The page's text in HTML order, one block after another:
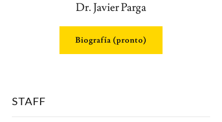
Dr. Javier Parga
Biografía (pronto)
STAFF